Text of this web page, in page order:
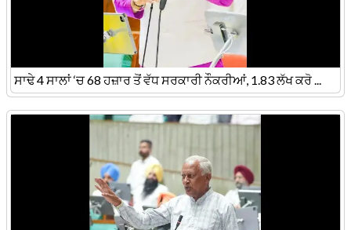
ਸਾਢੇ 4 ਸਾਲਾਂ ‘ਚ 68 ਹਜ਼ਾਰ ਤੋਂ ਵੱਧ ਸਰਕਾਰੀ ਨੌਕਰੀਆਂ, 1.83 ਲੱਖ ਕਰੋ ...